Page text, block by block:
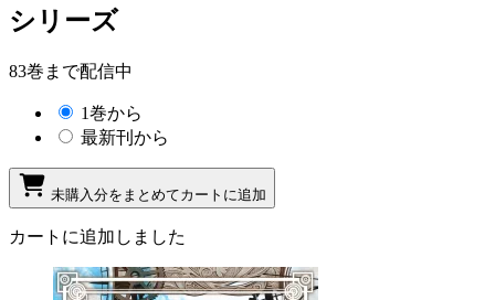
シリーズ
83巻まで配信中
1巻から
最新刊から
未購入分をまとめてカートに追加
カートに追加しました